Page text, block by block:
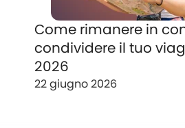
Come rimanere in
condividere il tuo
2026
22 giugno 2026